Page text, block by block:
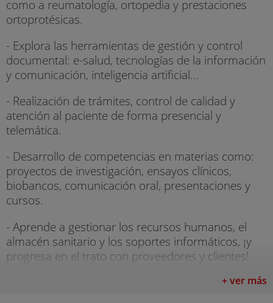
como a reumatología, ortopedia y prestaciones
ortoprotésicas.
- Explora las herramientas de gestión y control
documental: e-salud, tecnologías de la información
y comunicación, inteligencia artificial…
- Realización de trámites, control de calidad y
atención al paciente de forma presencial y
telemática.
- Desarrollo de competencias en materias como:
proyectos de investigación, ensayos clínicos,
biobancos, comunicación oral, presentaciones y
cursos.
- Aprende a gestionar los recursos humanos, el
almacén sanitario y los soportes informáticos, ¡y
progresa en el trato con proveedores y clientes!
- Motivación, liderazgo, gestión del conflicto y+ ver más